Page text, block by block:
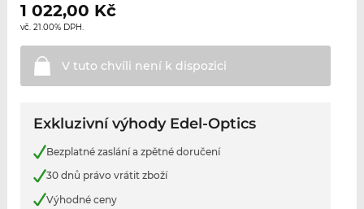
1 022,00 Kč
vč. 21.00% DPH.
V tuto chvíli není k dispozici
Exkluzivní výhody Edel-Optics
Bezplatné zaslání a zpětné doručení
30 dnů právo vrátit zboží
Výhodné ceny